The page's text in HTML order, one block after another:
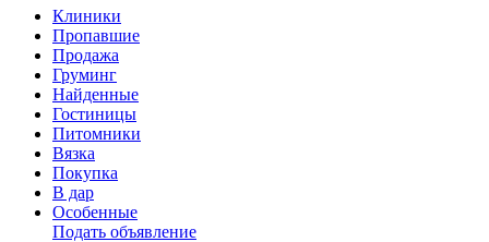
Клиники
Пропавшие
Продажа
Груминг
Найденные
Гостиницы
Питомники
Вязка
Покупка
В дар
Особенные
Подать объявление